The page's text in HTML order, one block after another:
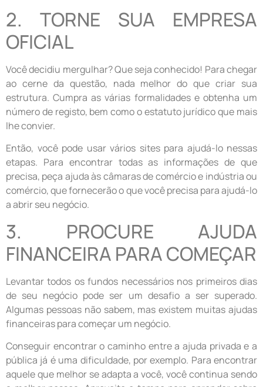
2. TORNE SUA EMPRESA
OFICIAL
Você decidiu mergulhar? Que seja conhecido! Para chegar
ao cerne da questão, nada melhor do que criar sua
estrutura. Cumpra as várias formalidades e obtenha um
número de registo, bem como o estatuto jurídico que mais
lhe convier.
Então, você pode usar vários sites para ajudá-lo nessas
etapas. Para encontrar todas as informações de que
precisa, peça ajuda às câmaras de comércio e indústria ou
comércio, que fornecerão o que você precisa para ajudá-lo
a abrir seu negócio.
3. PROCURE AJUDA
FINANCEIRA PARA COMEÇAR
Levantar todos os fundos necessários nos primeiros dias
de seu negócio pode ser um desafio a ser superado.
Algumas pessoas não sabem, mas existem muitas ajudas
financeiras para começar um negócio.
Conseguir encontrar o caminho entre a ajuda privada e a
pública já é uma dificuldade, por exemplo. Para encontrar
aquele que melhor se adapta a você, você continua sendo